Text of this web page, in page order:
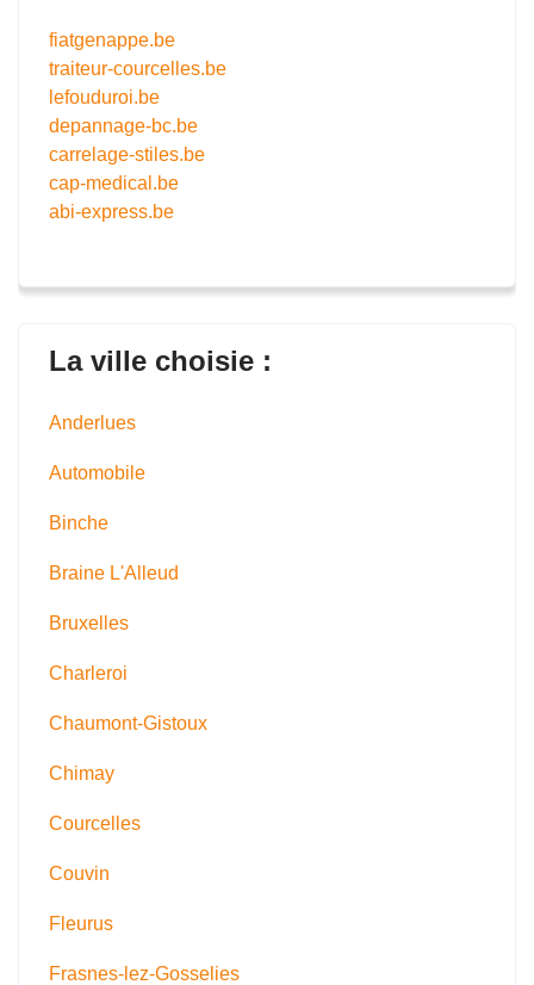
fiatgenappe.be
traiteur-courcelles.be
lefouduroi.be
depannage-bc.be
carrelage-stiles.be
cap-medical.be
abi-express.be
La ville choisie :
Anderlues
Automobile
Binche
Braine L'Alleud
Bruxelles
Charleroi
Chaumont-Gistoux
Chimay
Courcelles
Couvin
Fleurus
Frasnes-lez-Gosselies